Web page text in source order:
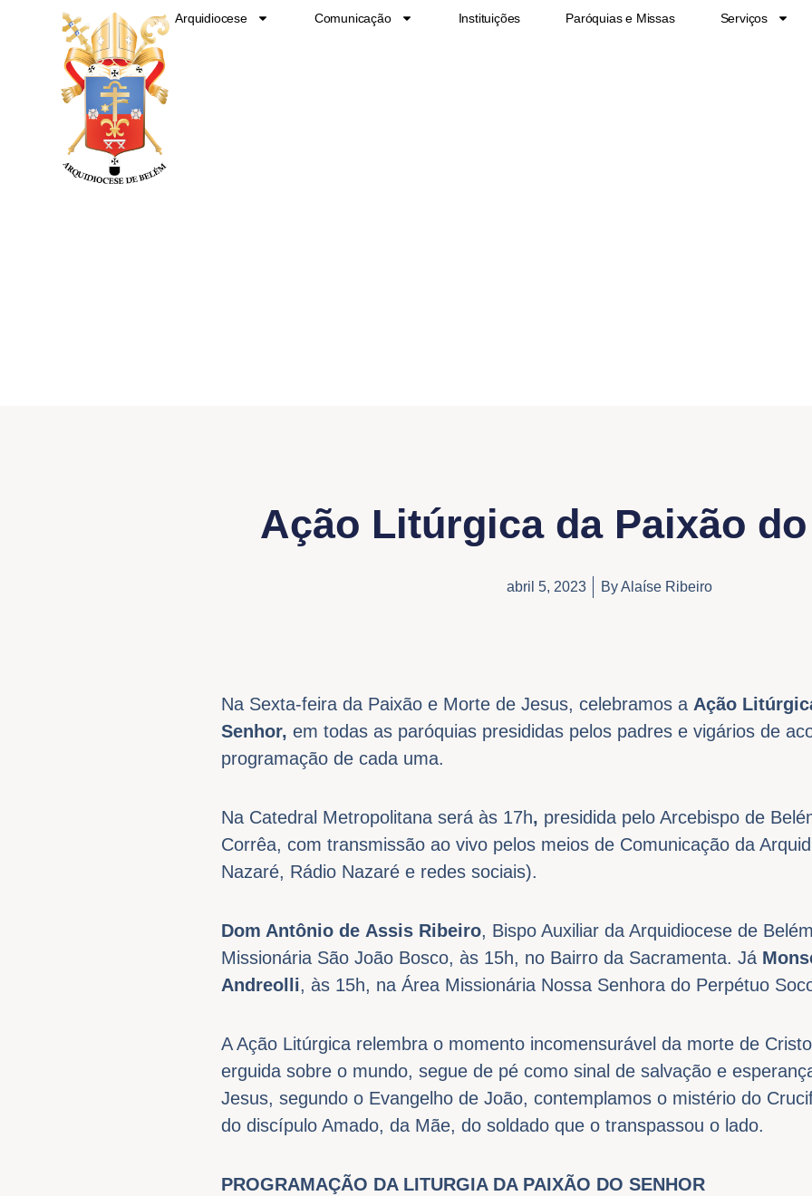
Arquidiocese Comunicação Instituições Paróquias e Missas Serviços
Ação Litúrgica da Paixão
abril 5, 2023 ByAlaíse Ribeiro
Na Sexta-feira da Paixão e Morte de Jesus, celebramos a Ação
Senhor, em todas as paróquias presididas pelos padres e vigários de
programação de cada uma.
Na Catedral Metropolitana será às 17h, presidida pelo Arcebispo de
Corrêa, com transmissão ao vivo pelos meios de Comunicação da
Nazaré, Rádio Nazaré e redes sociais).
Dom Antônio de Assis Ribeiro, Bispo Auxiliar da Arquidiocese de
Missionária São João Bosco, às 15h, no Bairro da Sacramenta. Já
Andreolli, às 15h, na Área Missionária Nossa Senhora do Perpétuo
A Ação Litúrgica relembra o momento incomensurável da morte de
erguida sobre o mundo, segue de pé como sinal de salvação e
Jesus, segundo o Evangelho de João, contemplamos o mistério do
do discípulo Amado, da Mãe, do soldado que o transpassou o lado.
PROGRAMAÇÃO DA LITURGIA DA PAIXÃO DO SENHOR